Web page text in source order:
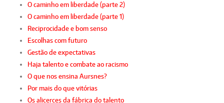
O caminho em liberdade (parte 2)
O caminho em liberdade (parte 1)
Reciprocidade e bom senso
Escolhas com futuro
Gestão de expectativas
Haja talento e combate ao racismo
O que nos ensina Aursnes?
Por mais do que vitórias
Os alicerces da fábrica do talento